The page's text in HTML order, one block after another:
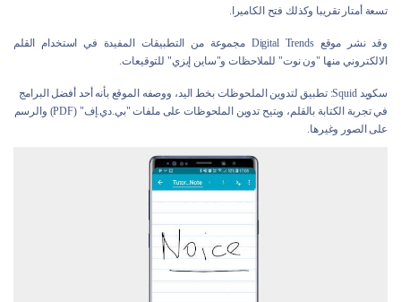
تسعة أمتار تقريبا وكذلك فتح الكاميرا.
وقد نشر موقع Digital Trends مجموعة من التطبيقات المفيدة في استخدام القلم
الالكتروني منها "ون نوت" للملاحظات و"ساين إيزي" للتوقيعات.
سكويد Squid: تطبيق لتدوين الملحوظات بخط اليد، ووصفه الموقع بأنه أحد أفضل البرامج
في تجربة الكتابة بالقلم، ويتيح تدوين الملحوظات على ملفات "بي.دي.إف" (PDF) والرسم
على الصور وغيرها.